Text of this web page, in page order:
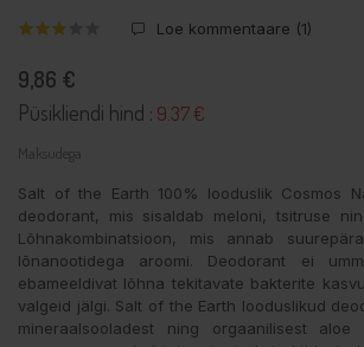
Loe kommentaare (1)
9,86 €
Püsikliendi hind : 9.37 €
Maksudega
Salt of the Earth 100% looduslik Cosmos
deodorant, mis sisaldab meloni, tsitruse
Lõhnakombinatsioon, mis annab
lõnanootidega aroomi. Deodorant ei
ebameeldivat lõhna tekitavate bakterite
valgeid jälgi. Salt of the Earth looduslikud
mineraalsooladest ning orgaanilisest aloe